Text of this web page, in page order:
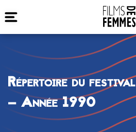
Répertoire du festival
— Année 1990